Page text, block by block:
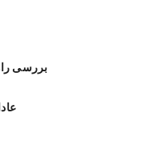
·
·